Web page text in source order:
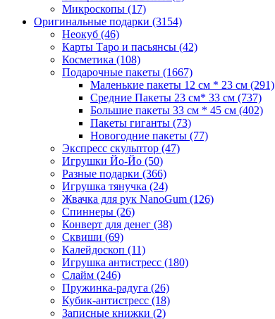
Микроскопы (17)
Оригинальные подарки (3154)
Неокуб (46)
Карты Таро и пасьянсы (42)
Косметика (108)
Подарочные пакеты (1667)
Маленькие пакеты 12 см * 23 см (291)
Средние Пакеты 23 см* 33 см (737)
Большие пакеты 33 см * 45 см (402)
Пакеты гиганты (73)
Новогодние пакеты (77)
Экспресс скульптор (47)
Игрушки Йо-Йо (50)
Разные подарки (366)
Игрушка тянучка (24)
Жвачка для рук NanoGum (126)
Спиннеры (26)
Конверт для денег (38)
Сквиши (69)
Калейдоскоп (11)
Игрушка антистресс (180)
Слайм (246)
Пружинка-радуга (26)
Кубик-антистресс (18)
Записные книжки (2)